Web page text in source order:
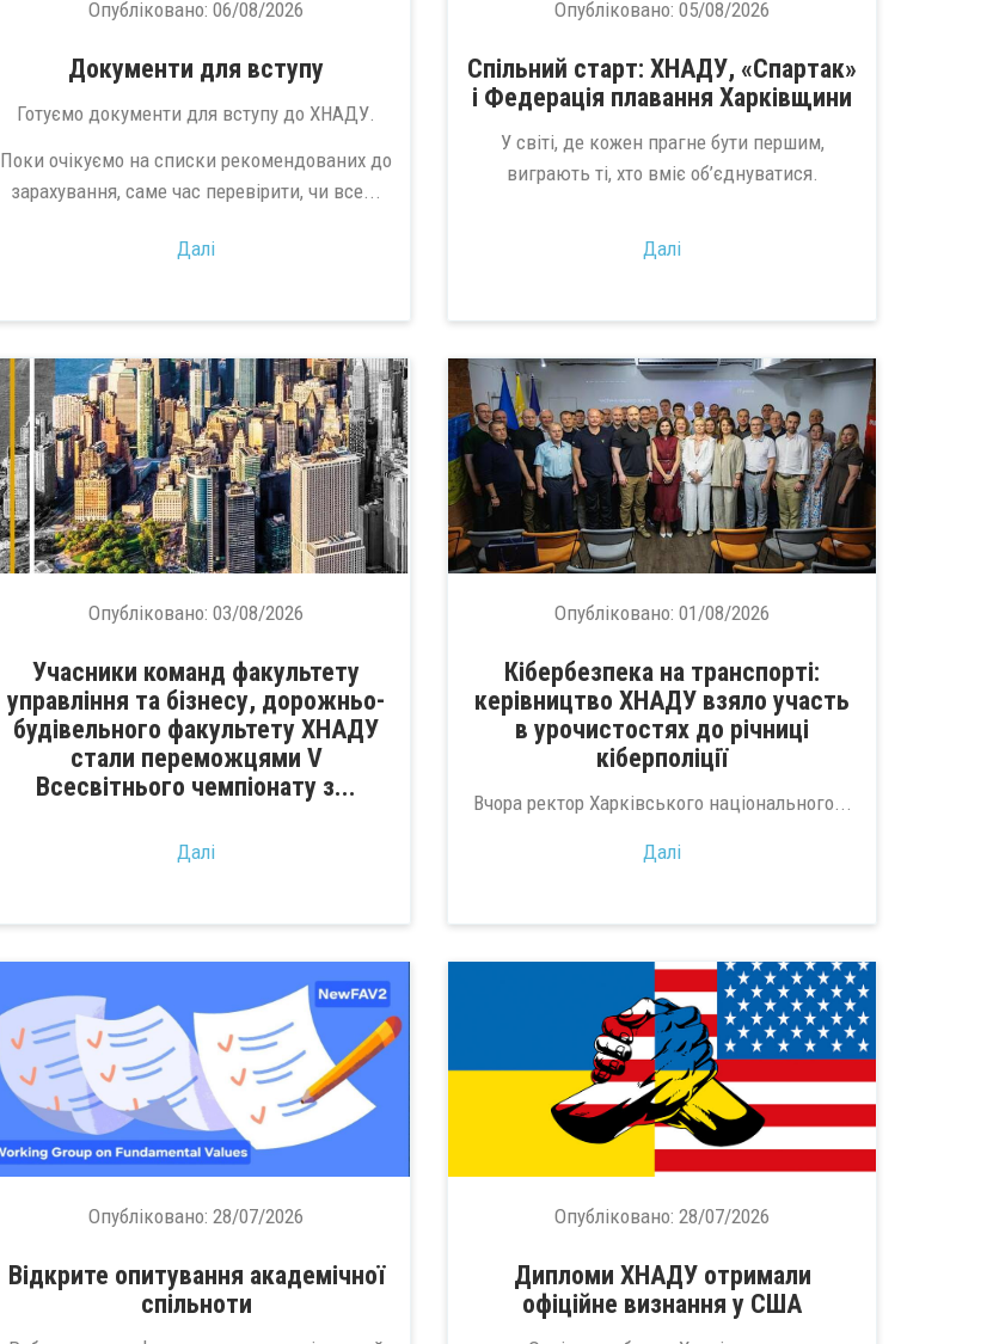
Опубліковано: 06/08/2026
Документи для вступу
Готуємо документи для вступу до ХНАДУ.
Поки очікуємо на списки рекомендованих до
зарахування, саме час перевірити, чи все...
Далі
Опубліковано: 05/08/2026
Спільний старт: ХНАДУ, «Спартак»
і Федерація плавання Харківщини
У світі, де кожен прагне бути першим,
виграють ті, хто вміє об’єднуватися.
Далі
Опубліковано: 03/08/2026
Учасники команд факультету
управління та бізнесу, дорожньо-
будівельного факультету ХНАДУ
стали переможцями V
Всесвітнього чемпіонату з...
Далі
Опубліковано: 01/08/2026
Кібербезпека на транспорті:
керівництво ХНАДУ взяло участь
в урочистостях до річниці
кіберполіції
Вчора ректор Харківського національного...
Далі
Опубліковано: 28/07/2026
Відкрите опитування академічної
спільноти
Опубліковано: 28/07/2026
Дипломи ХНАДУ отримали
офіційне визнання у США